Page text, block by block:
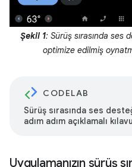
Şekil 1: Sürüş sırasında ses
optimize edilmiş
CODELAB
Sürüş sırasında ses
adım adım açıklamalı
Uygulamanızın sürüş